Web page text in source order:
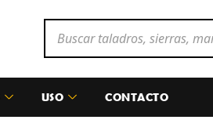
USO CONTACTO